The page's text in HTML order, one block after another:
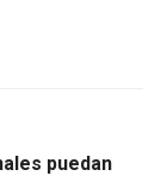
puedan